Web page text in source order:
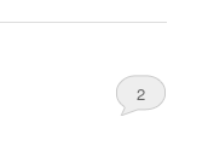
2